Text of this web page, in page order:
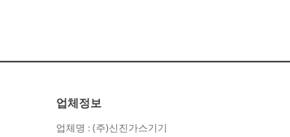
업체정보
업체명 : (주)신진가스기기